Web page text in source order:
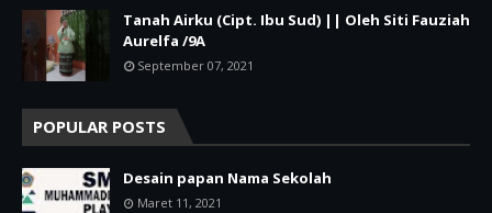
Tanah Airku (Cipt. Ibu Sud) || Oleh Siti Fauziah
Aurelfa /9A
September 07, 2021
POPULAR POSTS
Desain papan Nama Sekolah
Maret 11, 2021